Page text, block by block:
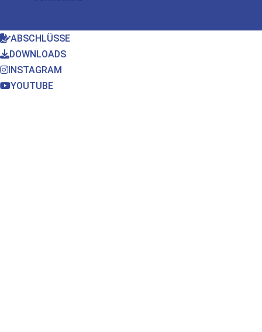
ABSCHLÜSSE
DOWNLOADS
INSTAGRAM
YOUTUBE